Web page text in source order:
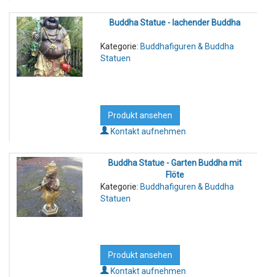
Buddha Statue - lachender Buddha
Kategorie: Buddhafiguren & Buddha
Statuen
Produkt ansehen
Kontakt aufnehmen
Buddha Statue - Garten Buddha mit
Flöte
Kategorie: Buddhafiguren & Buddha
Statuen
Produkt ansehen
Kontakt aufnehmen